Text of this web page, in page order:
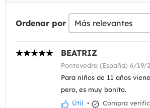
Ordenar por
BEATRIZ
Pontevedra (España) 6/19/
Para niños de 11 años
pero, es muy bonito.
Útil • Compra